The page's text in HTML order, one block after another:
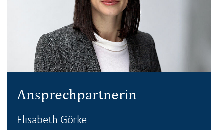
Ansprechpartnerin
Elisabeth Görke